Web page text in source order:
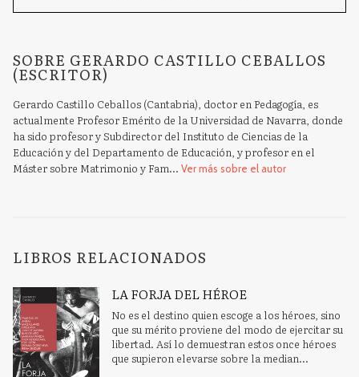
SOBRE GERARDO CASTILLO CEBALLOS
(ESCRITOR)
Gerardo Castillo Ceballos (Cantabria), doctor en Pedagogía, es
actualmente Profesor Emérito de la Universidad de Navarra, donde
ha sido profesor y Subdirector del Instituto de Ciencias de la
Educación y del Departamento de Educación, y profesor en el
Máster sobre Matrimonio y Fam... Ver más sobre el autor
LIBROS RELACIONADOS
LA FORJA DEL HÉROE
No es el destino quien escoge a los héroes, sino
que su mérito proviene del modo de ejercitar su
libertad. Así lo demuestran estos once héroes
que supieron elevarse sobre la median...